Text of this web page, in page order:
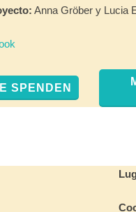
: Anna Gröber y Lucia
SPENDEN